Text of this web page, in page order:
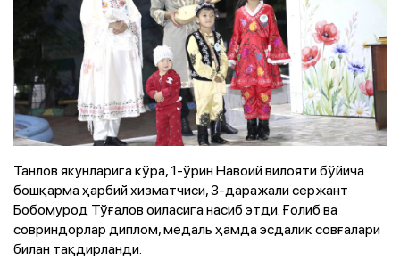
Танлов якунларига кўра, 1-ўрин Навоий вилояти бўйича
бошқарма ҳарбий хизматчиси, 3-даражали сержант
Бобомурод Тўғалов оиласига насиб этди. Ғолиб ва
совриндорлар диплом, медаль ҳамда эсдалик совғалари
билан тақдирланди.